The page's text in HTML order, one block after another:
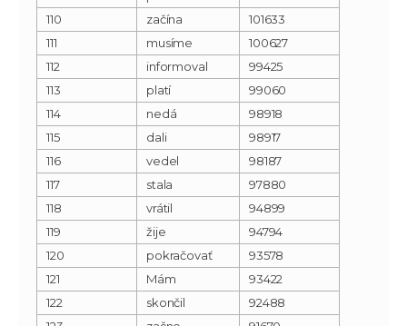
110
začína
101633
111
musíme
100627
112
informoval
99425
113
platí
99060
114
nedá
98918
115
dali
98917
116
vedel
98187
117
stala
97880
118
vrátil
94899
119
žije
94794
120
pokračovať
93578
121
Mám
93422
122
skončil
92488